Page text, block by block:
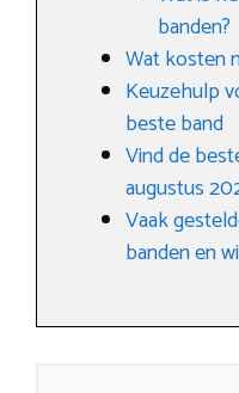
banden?
Wat kosten
Keuzehulp
beste band
Vind de
augustus
Vaak
banden en